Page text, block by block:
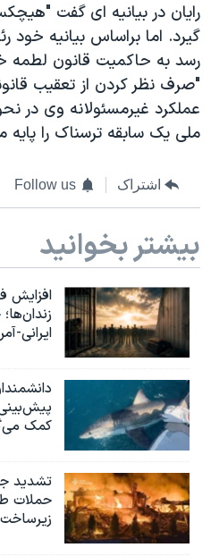
رایان در بیانیه ای گفت "هیچکس
گیرد. اما براساس بیانیه
رسد به حاکمیت قانون لطمه
"صرف نظر کردن از تعقیب
عملکرد غیرمسئولانه وی در
ملی یک سابقه ترسناک را پایه
اشتراک Follow us
بیشتر بخوانید
افزایش
ایرانی-
کمک
تشدید
حملات